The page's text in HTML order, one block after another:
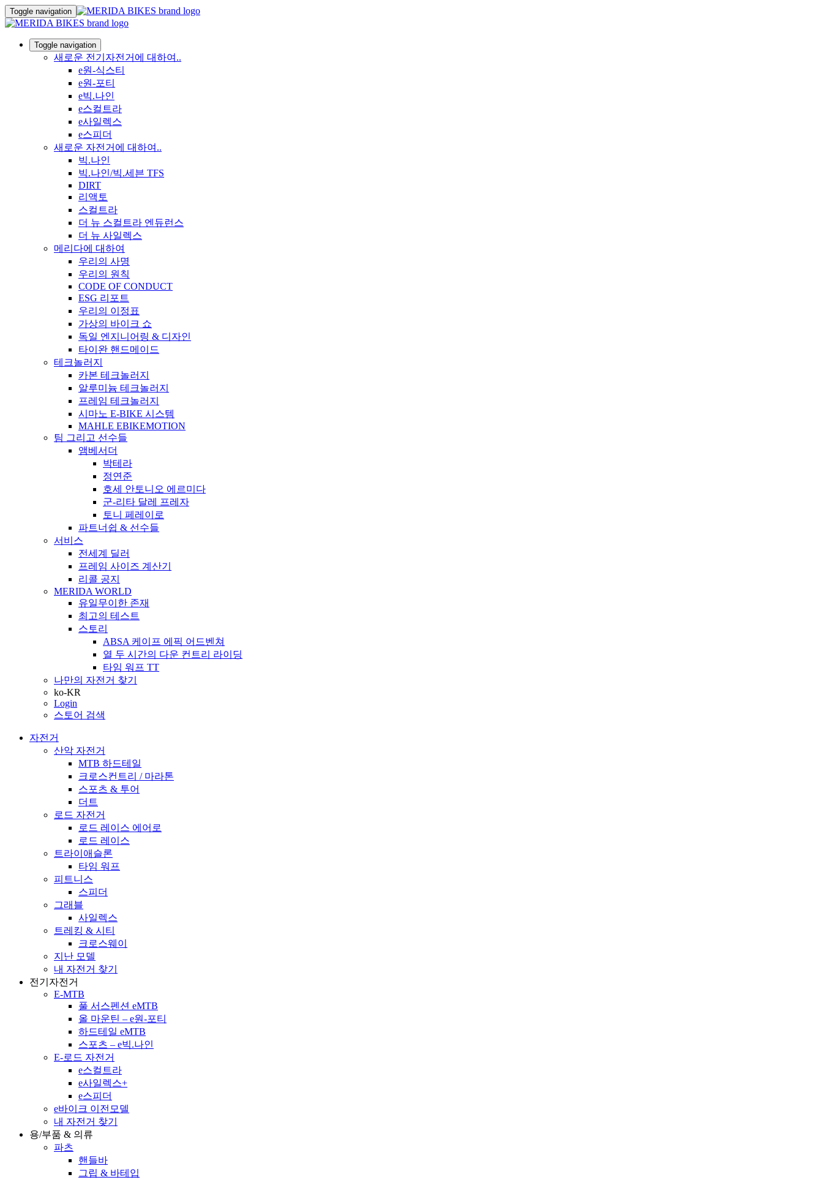
Toggle navigation
Toggle navigation
새로운 전기자전거에 대하여..
e원-식스티
e원-포티
e빅.나인
e스컬트라
e사일렉스
e스피더
새로운 자전거에 대하여..
빅.나인
빅.나인/빅.세븐 TFS
DIRT
리액토
스컬트라
더 뉴 스컬트라 엔듀런스
더 뉴 사일렉스
메리다에 대하여
우리의 사명
우리의 원칙
CODE OF CONDUCT
ESG 리포트
우리의 이정표
가상의 바이크 쇼
독일 엔지니어링 & 디자인
타이완 핸드메이드
테크놀러지
카본 테크놀러지
알루미늄 테크놀러지
프레임 테크놀러지
시마노 E-BIKE 시스템
MAHLE EBIKEMOTION
팀 그리고 선수들
앰베서더
박테라
정연준
호세 안토니오 에르미다
군-리타 달레 프레자
토니 페레이로
파트너쉽 & 선수들
서비스
전세계 딜러
프레임 사이즈 계산기
리콜 공지
MERIDA WORLD
유일무이한 존재
최고의 테스트
스토리
ABSA 케이프 에픽 어드벤쳐
열 두 시간의 다운 컨트리 라이딩
타임 워프 TT
나만의 자전거 찾기
ko-KR
Login
스토어 검색
자전거
산악 자전거
MTB 하드테일
크로스컨트리 / 마라톤
스포츠 & 투어
더트
로드 자전거
로드 레이스 에어로
로드 레이스
트라이애슬론
타임 워프
피트니스
스피더
그래블
사일렉스
트레킹 & 시티
크로스웨이
지난 모델
내 자전거 찾기
전기자전거
E-MTB
풀 서스펜션 eMTB
올 마운틴 – e원-포티
하드테일 eMTB
스포츠 – e빅.나인
E-로드 자전거
e스컬트라
e사일렉스+
e스피더
e바이크 이전모델
내 자전거 찾기
용/부품 & 의류
파츠
핸들바
그립 & 바테입